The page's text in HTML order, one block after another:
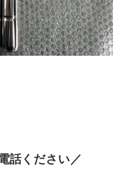
話ください／